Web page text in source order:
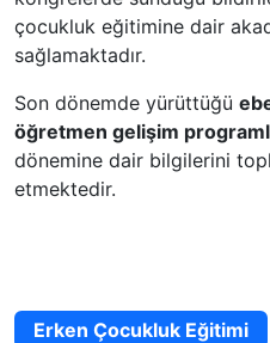
çocukluk eğitimine dair
sağlamaktadır.
Son dönemde yürüttüğü
öğretmen gelişim
dönemine dair bilgilerini
etmektedir.
Erken Çocukluk Eğitimi